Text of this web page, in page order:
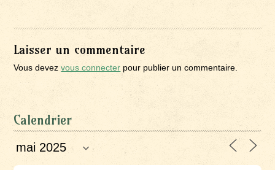
Laisser un commentaire
Vous devezvous connecter pour publier un commentaire.
Calendrier